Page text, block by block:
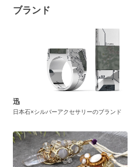
ブランド
迅
日本石×シルバーアクセサリーのブランド